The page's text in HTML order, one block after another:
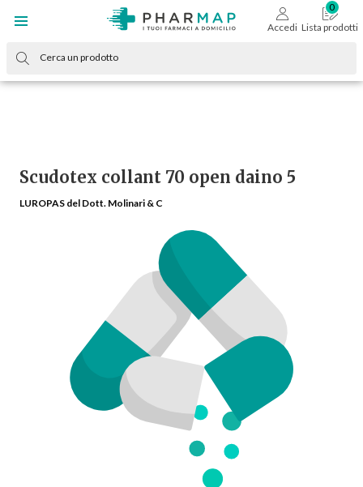
Accedi Lista prodotti
Scudotex collant 70 open daino 5
LUROPAS del Dott. Molinari & C